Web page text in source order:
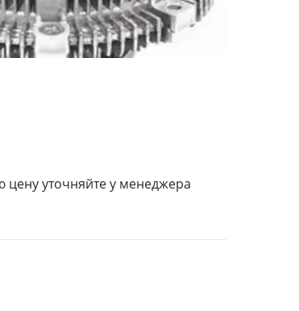
цену уточняйте у менеджера